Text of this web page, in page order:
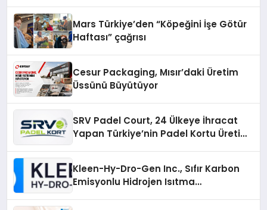
Mars Türkiye’den “Köpeğini İşe Götür
Haftası” çağrısı
Cesur Packaging, Mısır’daki Üretim
Üssünü Büyütüyor
SRV Padel Court, 24 Ülkeye İhracat
Yapan Türkiye’nin Padel Kortu Üretim
Kleen-Hy-Dro-Gen Inc., Sıfır Karbon
Emisyonlu Hidrojen Isıtma